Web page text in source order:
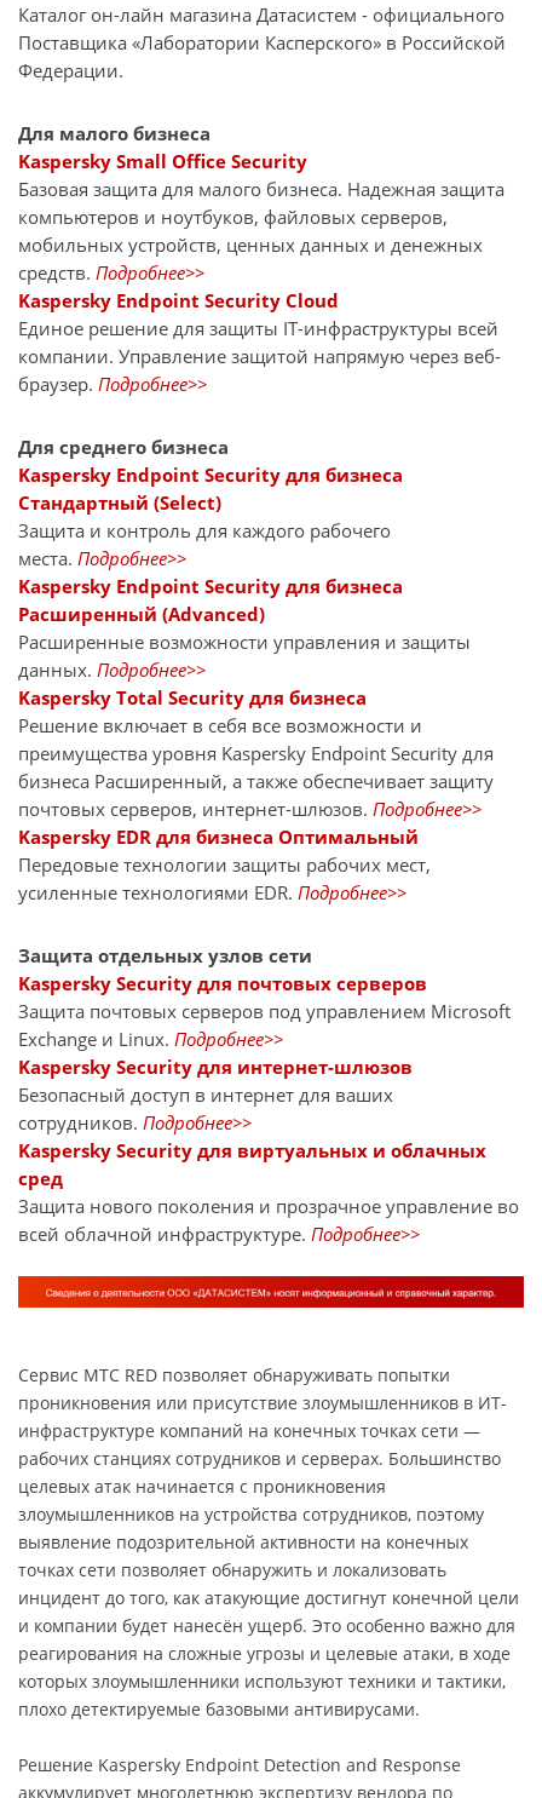
Каталог он-лайн магазина Датасиcтем - официального
Поставщика «Лаборатории Касперского» в Российской
Федерации.
Для малого бизнеса
Kaspersky Small Office Security
Базовая защита для малого бизнеса. Надежная защита
компьютеров и ноутбуков, файловых серверов,
мобильных устройств, ценных данных и денежных
средств. Подробнее>>
Kaspersky Endpoint Security Cloud
Единое решение для защиты IT-инфраструктуры всей
компании. Управление защитой напрямую через веб-
браузер. Подробнее>>
Для среднего бизнеса
Kaspersky Endpoint Security для бизнеса
Стандартный (Select)
Защита и контроль для каждого рабочего
места. Подробнее>>
Kaspersky Endpoint Security для бизнеса
Расширенный (Advanced)
Расширенные возможности управления и защиты
данных. Подробнее>>
Kaspersky Total Security для бизнеса
Решение включает в себя все возможности и
преимущества уровня Kaspersky Endpoint Security для
бизнеса Расширенный, а также обеспечивает защиту
почтовых серверов, интернет-шлюзов. Подробнее>>
Kaspersky EDR для бизнеса Оптимальный
Передовые технологии защиты рабочих мест,
усиленные технологиями EDR. Подробнее>>
Защита отдельных узлов сети
Kaspersky Security для почтовых серверов
Защита почтовых серверов под управлением Microsoft
Exchange и Linux. Подробнее>>
Kaspersky Security для интернет-шлюзов
Безопасный доступ в интернет для ваших
сотрудников. Подробнее>>
Kaspersky Security для виртуальных и облачных
сред
Защита нового поколения и прозрачное управление во
всей облачной инфраструктуре. Подробнее>>
Сервис МТС RED позволяет обнаруживать попытки
проникновения или присутствие злоумышленников в ИТ-
инфраструктуре компаний на конечных точках сети —
рабочих станциях сотрудников и серверах. Большинство
целевых атак начинается с проникновения
злоумышленников на устройства сотрудников, поэтому
выявление подозрительной активности на конечных
точках сети позволяет обнаружить и локализовать
инцидент до того, как атакующие достигнут конечной цели
и компании будет нанесён ущерб. Это особенно важно для
реагирования на сложные угрозы и целевые атаки, в ходе
которых злоумышленники используют техники и тактики,
плохо детектируемые базовыми антивирусами.
Решение Kaspersky Endpoint Detection and Response
аккумулирует многолетнюю экспертизу вендора по